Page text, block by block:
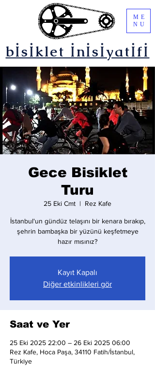
bİsİklet İnİsİyatİfİ
ME
NU
Gece Bisiklet
Turu
25 Eki Cmt
  |
Rez Kafe
İstanbul'un gündüz telaşını bir kenara bırakıp,
şehrin bambaşka bir yüzünü keşfetmeye
hazır mısınız?
Kayıt Kapalı
Diğer etkinlikleri gör
Saat ve Yer
25 Eki 2025 22:00 – 26 Eki 2025 06:00
Rez Kafe, Hoca Paşa, 34110 Fatih/İstanbul,
Türkiye